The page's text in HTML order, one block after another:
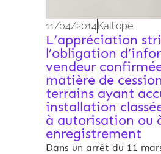
11/04/2014Kalliopé
L’appréciation
l’obligation
vendeur
matière de
terrains ayant
installation
à autorisation ou
enregistrement
Dans un arrêt du 11